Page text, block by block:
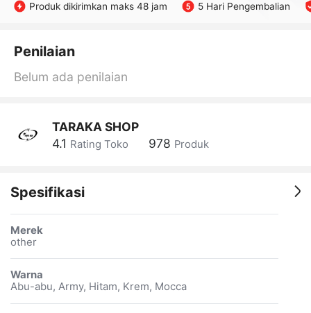
Produk dikirimkan maks 48 jam 5 Hari Pengembalian
Penilaian
Belum ada penilaian
TARAKA SHOP
4.1 Rating Toko 978 Produk
Spesifikasi
Merek
other
Warna
Abu-abu, Army, Hitam, Krem, Mocca